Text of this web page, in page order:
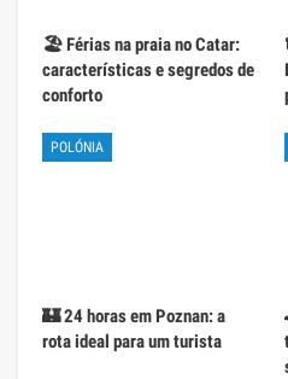
🏖️ Férias na praia no Catar:
características e segredos de
conforto
POLÓNIA
🏰 24 horas em Poznan: a
rota ideal para um turista